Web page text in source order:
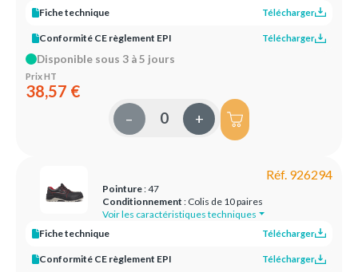
Fiche technique
Télécharger
Conformité CE règlement EPI Télécharger
Disponible sous 3 à 5 jours
Prix HT
38,57 €
– +
Réf. 926294
Pointure: 47
Conditionnement : Colis de 10 paires
Voir les caractéristiques techniques
Fiche technique
Télécharger
Conformité CE règlement EPI Télécharger